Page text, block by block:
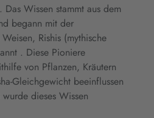
Wissen stammt aus dem
begann mit der
Rishis (mythische
. Diese Pioniere
von Pflanzen, Kräutern
Gleichgewicht beeinflussen
dieses Wissen